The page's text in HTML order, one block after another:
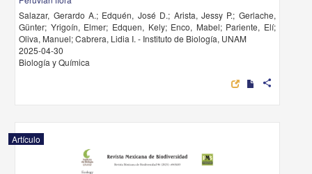
Salazar, Gerardo A.; Edquén, José D.; Arista, Jessy P.; Gerlache,
Günter; Yrigoín, Elmer; Edquen, Kely; Enco, Mabel; Pariente, Elí;
Oliva, Manuel; Cabrera, Lidia I. - Instituto de Biología, UNAM
2025-04-30
Biología y Química
share
Artículo